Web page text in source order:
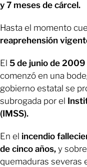
y 7 meses de cárcel.
Hasta el momento
reaprehensión
El 5 de junio de
comenzó en una
gobierno estatal se
subrogada por el
(IMSS).
En el incendio
de cinco años, y
quemaduras severas